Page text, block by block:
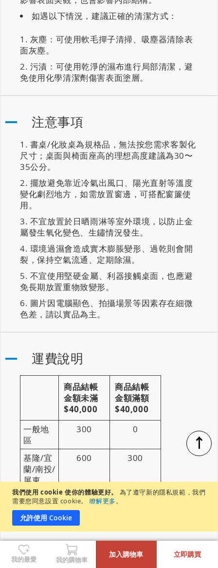
我們使用 cookie 使你的體驗更好。
為了遵守新的隱私規範，我們
需要您同意設置 cookie。
瞭解更多。
允許使用 Cookie
如遇以下情況，建議正確的清潔方式：
灰塵：可使用軟毛撣子清掃、吸塵器清除表
面灰塵。
污漬：可使用乾淨的濕布進行局部清潔，避
免使用化學清潔劑傷害表面塗層。
注意事項
書桌/化妝桌為規格品，無法按您需求客製化
尺寸；桌面與椅面座高的理想高度建議為30〜
35公分。
擺放避免靠近冷氣出風口、陽光直射等溫度
變化劇烈地方，如需放置窗邊，可搭配窗簾使
用。
不宜放置於日晒雨淋等室外環境，以防止金
屬發生氧化變色、生鏽情況發生。
環境過濕會造成實木膨脹變形、過乾則會開
裂，保持空氣流通、定期除濕。
不宜使用堅硬金屬、利器接觸桌面，也應避
免長期放置重物致變形。
圖片因電腦顯色、拍攝場景等因素存在細微
色差，請以實品為主。
運費說明
商品結帳
金額未滿
$40,000
商品結帳
金額滿額
$40,000
一般地
區
300 0
基隆/宜
蘭/南投/
屏東
600 300
花蓮/台
東
900 600
其他
↑
我的最愛 我的購物車
加入購物車 立即購買
+
-